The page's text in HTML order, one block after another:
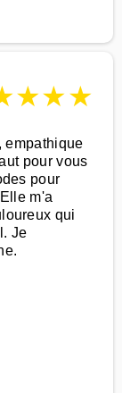
★★★
empathique
pour vous
pour
m'a
qui
Je